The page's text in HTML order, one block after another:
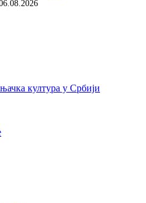
култура у Србији